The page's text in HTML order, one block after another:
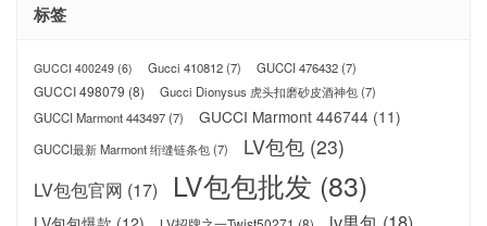
标签
GUCCI 400249 (6) Gucci 410812(7) GUCCI 476432(7)
GUCCI 498079 (8) Gucci Dionysus 虎头扣磨砂皮酒神包(7)
GUCCI Marmont 443497(7) GUCCI Marmont 446744 (11)
GUCCI最新 Marmont 绗缝链条包(7) LV包包 (23)
LV包包官网 (17) LV包包批发 (83)